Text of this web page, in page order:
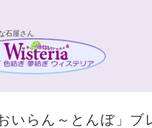
石屋さん
おいらん～とんぼ」